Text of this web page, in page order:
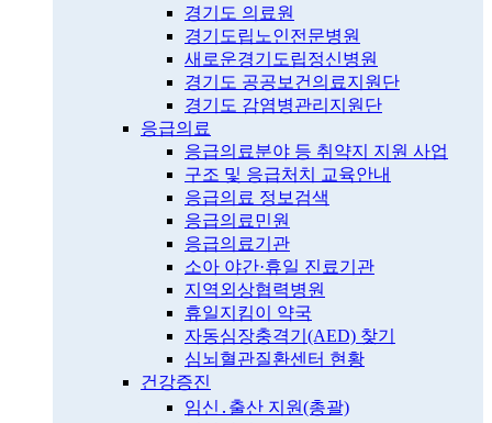
경기도 의료원
경기도립노인전문병원
새로운경기도립정신병원
경기도 공공보건의료지원단
경기도 감염병관리지원단
응급의료
응급의료분야 등 취약지 지원 사업
구조 및 응급처치 교육안내
응급의료 정보검색
응급의료민원
응급의료기관
소아 야간·휴일 진료기관
지역외상협력병원
휴일지킴이 약국
자동심장충격기(AED) 찾기
심뇌혈관질환센터 현황
건강증진
임신․출산 지원(총괄)